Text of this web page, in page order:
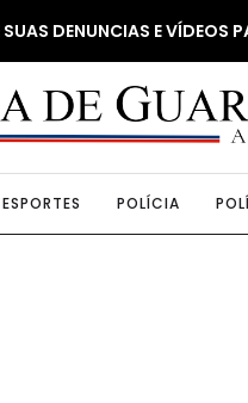
SUAS DENUNCIAS E
ESPORTES POLÍCIA